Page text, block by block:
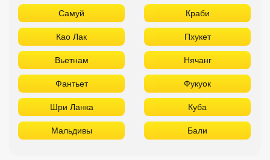
Самуй Краби
Као Лак Пхукет
Вьетнам Нячанг
Фантьет Фукуок
Шри Ланка Куба
Мальдивы Бали